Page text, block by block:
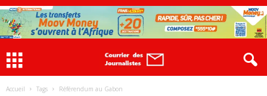
Accueil Tags Référendum au Gabon